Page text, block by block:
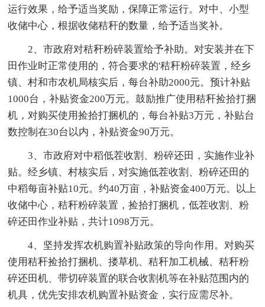
运行效果，给予适当奖励，保障正常运行。对中、小型
收储中心，根据收储秸秆的数量，给予适当奖补。
2、市政府对秸秆粉碎装置给予补助。对安装并在下
田作业时正常使用的，符合要求的'秸秆粉碎装置，经乡
镇、村和市农机局核实后，每台补助2000元。预计补贴
1000台，补贴资金200万元。鼓励推广使用秸秆捡拾打捆
机，对购买使用捡拾打捆机的，每台补贴3万元，补贴台
数控制在30台以内，补贴资金90万元。
3、市政府对中稻低茬收割、粉碎还田，实施作业补
贴。经乡镇、村核实后，对实施低茬收割、粉碎还田的
中稻每亩补贴10元。约40万亩，补贴资金400万元。以上
收储中心，秸秆粉碎装置，捡拾打捆机，低茬收割、粉
碎还田作业补贴，共计1098万元。
4、坚持发挥农机购置补贴政策的导向作用。对购买
使用秸秆捡拾打捆机、搂草机、秸秆加工机械、秸秆粉
碎还田机、带切碎装置的联合收割机等在补贴范围内的
机具，优先安排农机购置补贴资金，实行应需尽补。